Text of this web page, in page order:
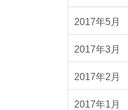
2017年5月
2017年3月
2017年2月
2017年1月